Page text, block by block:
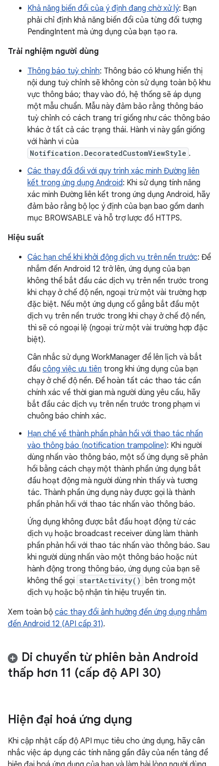
Khả năng biến đổi của ý định đang chờ xử lý: Bạn
phải chỉ định khả năng biến đổi của từng đối tượng
PendingIntent mà ứng dụng của bạn tạo ra.
Trải nghiệm người dùng
Thông báo tuỳ chỉnh: Thông báo có khung hiển thị
nội dung tuỳ chỉnh sẽ không còn sử dụng toàn bộ khu
vực thông báo; thay vào đó, hệ thống sẽ áp dụng
một mẫu chuẩn. Mẫu này đảm bảo rằng thông báo
tuỳ chỉnh có cách trang trí giống như các thông báo
khác ở tất cả các trạng thái. Hành vi này gần giống
với hành vi của
Notification.DecoratedCustomViewStyle .
Các thay đổi đối với quy trình xác minh Đường liên
kết trong ứng dụng Android: Khi sử dụng tính năng
xác minh Đường liên kết trong ứng dụng Android, hãy
đảm bảo rằng bộ lọc ý định của bạn bao gồm danh
mục BROWSABLE và hỗ trợ lược đồ HTTPS.
Hiệu suất
Các hạn chế khi khởi động dịch vụ trên nền trước: Để
nhắm đến Android 12 trở lên, ứng dụng của bạn
không thể bắt đầu các dịch vụ trên nền trước trong
khi chạy ở chế độ nền, ngoại trừ một vài trường hợp
đặc biệt. Nếu một ứng dụng cố gắng bắt đầu một
dịch vụ trên nền trước trong khi chạy ở chế độ nền,
thì sẽ có ngoại lệ (ngoại trừ một vài trường hợp đặc
biệt).
Cân nhắc sử dụng WorkManager để lên lịch và bắt
đầu công việc ưu tiên trong khi ứng dụng của bạn
chạy ở chế độ nền. Để hoàn tất các thao tác cần
chính xác về thời gian mà người dùng yêu cầu, hãy
bắt đầu các dịch vụ trên nền trước trong phạm vi
chuông báo chính xác.
Hạn chế về thành phần phản hồi với thao tác nhấn
vào thông báo (notification trampoline): Khi người
dùng nhấn vào thông báo, một số ứng dụng sẽ phản
hồi bằng cách chạy một thành phần ứng dụng bắt
đầu hoạt động mà người dùng nhìn thấy và tương
tác. Thành phần ứng dụng này được gọi là thành
phần phản hồi với thao tác nhấn vào thông báo.
Ứng dụng không được bắt đầu hoạt động từ các
dịch vụ hoặc broadcast receiver dùng làm thành
phần phản hồi với thao tác nhấn vào thông báo. Sau
khi người dùng nhấn vào một thông báo hoặc nút
hành động trong thông báo, ứng dụng của bạn sẽ
không thể gọi startActivity() bên trong một
dịch vụ hoặc bộ nhận tín hiệu truyền tin.
Xem toàn bộ các thay đổi ảnh hưởng đến ứng dụng nhắm
đến Android 12 (API cấp 31).
Di chuyển từ phiên bản Android
thấp hơn 11 (cấp độ API 30)
Hiện đại hoá ứng dụng
Khi cập nhật cấp độ API mục tiêu cho ứng dụng, hãy cân
nhắc việc áp dụng các tính năng gần đây của nền tảng để